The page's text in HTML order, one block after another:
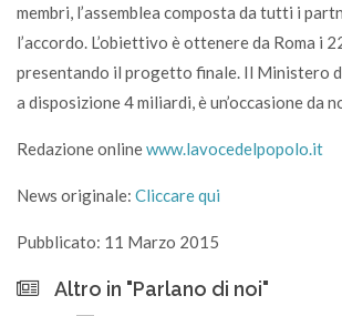
membri, l’assemblea composta da tutti i
l’accordo. L’obiettivo è ottenere da Roma i
presentando il progetto finale. Il Ministero
a disposizione 4 miliardi, è un’occasione da
Redazione onlinewww.lavocedelpopolo.it
News originale: Cliccare qui
Pubblicato: 11 Marzo 2015
Altro in "Parlano di noi"